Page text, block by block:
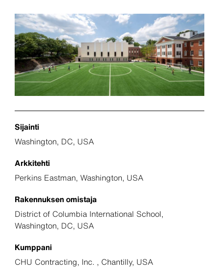
Sijainti
Washington, DC, USA
Arkkitehti
Perkins Eastman, Washington, USA
Rakennuksen omistaja
District of Columbia International School,
Washington, DC, USA
Kumppani
CHU Contracting, Inc. , Chantilly, USA